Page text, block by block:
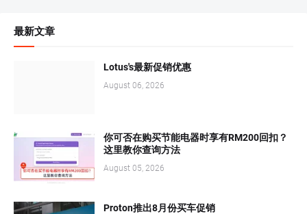
最新文章
Lotus's最新促销优惠
August 06, 2026
你可否在购买节能电器时享有RM200回扣？
这里教你查询方法
August 05, 2026
Proton推出8月份买车促销